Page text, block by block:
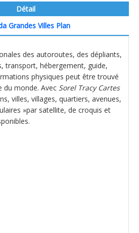
Détail
Grandes Villes Plan
des autoroutes, des dépliants,
transport, hébergement, guide,
physiques peut être trouvé
du monde. Avec Sorel Tracy Cartes
villes, villages, quartiers, avenues,
»par satellite, de croquis et